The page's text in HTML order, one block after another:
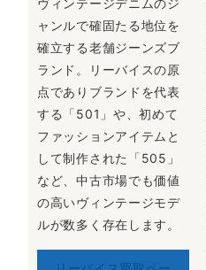
ャンルで確固たる地位を
確立する老舗ジーンズブ
ランド。リーバイスの原
点でありブランドを代表
する「501」や、初めて
ファッションアイテムと
して制作された「505」
など、中古市場でも価値
の高いヴィンテージモデ
ルが数多く存在します。